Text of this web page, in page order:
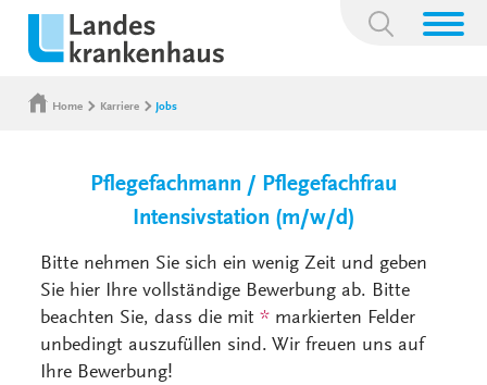
Suchbegriff:
Home Karriere Jobs
Pflegefachmann / Pflegefachfrau
Intensivstation (m/w/d)
Bitte nehmen Sie sich ein wenig Zeit und geben
Sie hier Ihre vollständige Bewerbung ab. Bitte
beachten Sie, dass die mit* markierten Felder
unbedingt auszufüllen sind. Wir freuen uns auf
Ihre Bewerbung!